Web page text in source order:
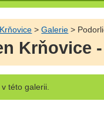
>Galerie >
Krňovice
této galerii.